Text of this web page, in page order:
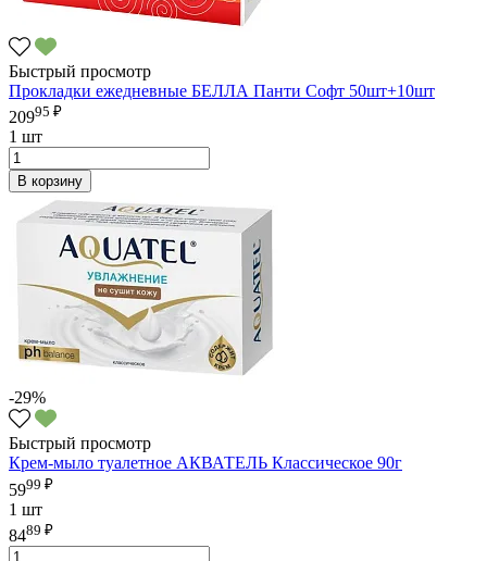
Быстрый просмотр
Прокладки ежедневные БЕЛЛА Панти Софт 50шт+10шт
20995 ₽
1 шт
В корзину
-29%
Быстрый просмотр
Крем-мыло туалетное АКВАТЕЛЬ Классическое 90г
5999 ₽
1 шт
8489 ₽